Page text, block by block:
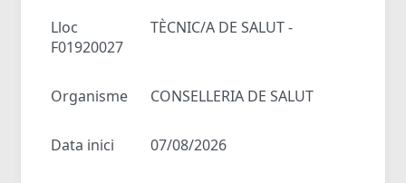
Lloc
TÈCNIC/A DE SALUT -
F01920027
Organisme CONSELLERIA DE SALUT
Data inici 07/08/2026